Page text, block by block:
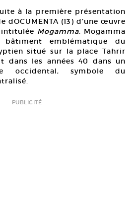
à la première présentation
dOCUMENTA (13) d’une œuvre
Mogamma. Mogamma
emblématique du
situé sur la place Tahrir
dans les années 40 dans un
occidental, symbole du
PUBLICITÉ